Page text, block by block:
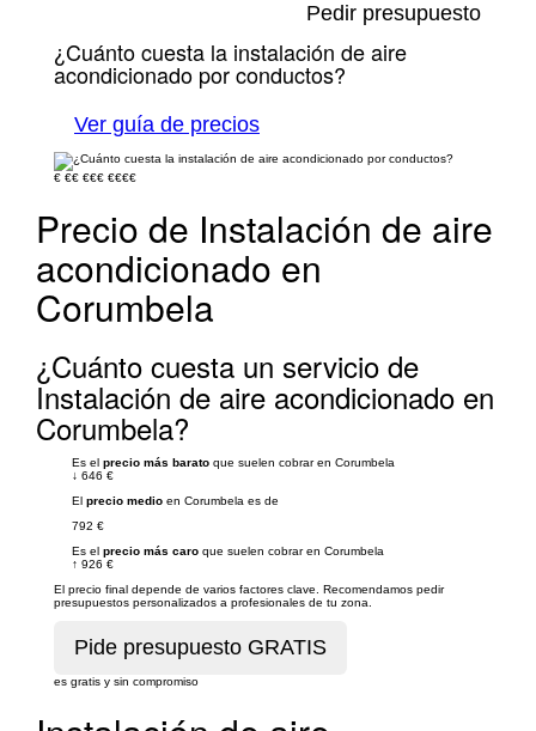
Pedir presupuesto
¿Cuánto cuesta la instalación de aire
acondicionado por conductos?
Ver guía de precios
€ €€ €€€ €€€€
Precio de Instalación de aire
acondicionado en
Corumbela
¿Cuánto cuesta un servicio de
Instalación de aire acondicionado en
Corumbela?
Es el precio más barato que suelen cobrar en Corumbela
↓ 646 €
El precio medio en Corumbela es de
792 €
Es el precio más caro que suelen cobrar en Corumbela
↑ 926 €
El precio final depende de varios factores clave. Recomendamos pedir
presupuestos personalizados a profesionales de tu zona.
es gratis y sin compromiso